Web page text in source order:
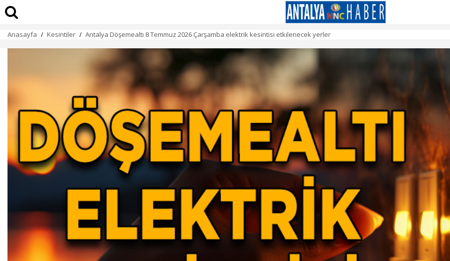
Anasayfa / Kesintiler / Antalya Döşemealtı 8 Temmuz 2026 Çarşamba elektrik kesintisi etkilenecek yerler